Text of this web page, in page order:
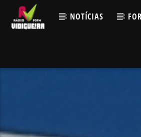
NOTÍCIAS